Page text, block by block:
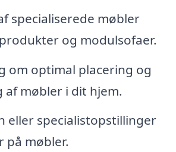
specialiserede møbler
og modulsofaer.
om optimal placering og
møbler i dit hjem.
eller specialistopstillinger
på møbler.